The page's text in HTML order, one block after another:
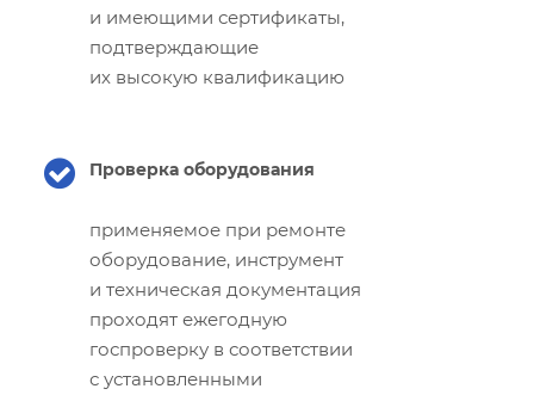
и имеющими сертификаты,
подтверждающие
их высокую квалификацию
Проверка оборудования
применяемое при ремонте
оборудование, инструмент
и техническая документация
проходят ежегодную
госпроверку в соответствии
с установленными